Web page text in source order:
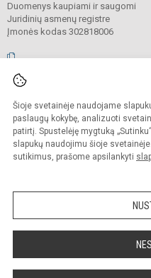
Šioje svetainėje naudojame
paslaugų kokybę, analizuoti
patirtį. Spustelėję mygtuką
slapukų naudojimu šioje
sutikimus, prašome apsilankyti
Duomenys kaupiami ir saugomi
Juridinių asmenų registre
Įmonės kodas 302818006
Kopijuoti, cituoti ar kitaip
mokyklos vadovų
Prieinamumo
Sumanus būdas atnaujinti